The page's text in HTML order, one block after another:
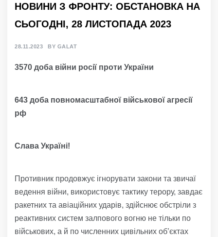
НОВИНИ З ФРОНТУ: ОБСТАНОВКА НА
СЬОГОДНІ, 28 ЛИСТОПАДА 2023
28.11.2023 BY GALAT
3570 доба війни росії проти України
643 доба повномасштабної військової агресії
рф
Слава Україні!
Противник продовжує ігнорувати закони та звичаї
ведення війни, використовує тактику терору, завдає
ракетних та авіаційних ударів, здійснює обстріли з
реактивних систем залпового вогню не тільки по
військових, а й по численних цивільних об’єктах